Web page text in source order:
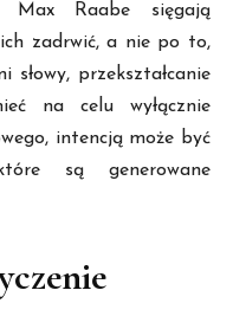
Max Raabe sięgają
zadrwić, a nie po to,
słowy, przekształcanie
na celu wyłącznie
intencją może być
są generowane